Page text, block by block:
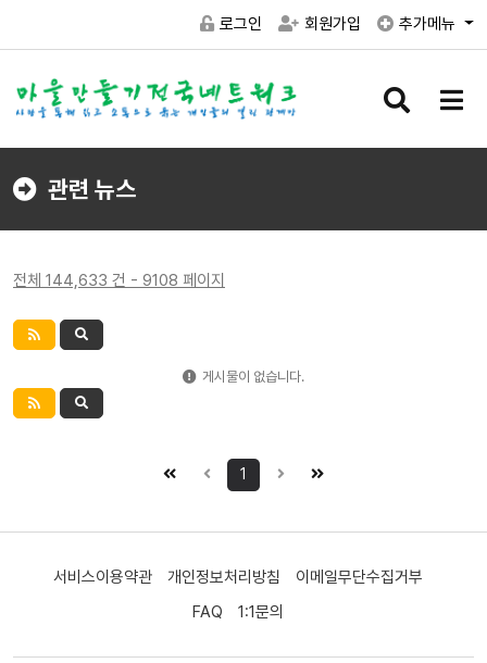
로그인 회원가입 추가메뉴
검
버
메
버
관련 뉴스
전체 144,633 건 - 9108 페이지
게시물이 없습니다.
1
서비스이용약관 개인정보처리방침
이메일무단수집거부
FAQ
1:1문의